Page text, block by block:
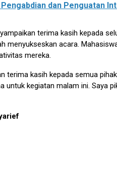
dan Penguatan
terima kasih kepada
menyukseskan acara.
mereka.
terima kasih kepada semua
untuk kegiatan malam ini. Saya